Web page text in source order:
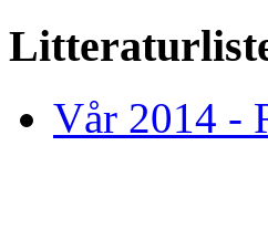
Vår 2014 -